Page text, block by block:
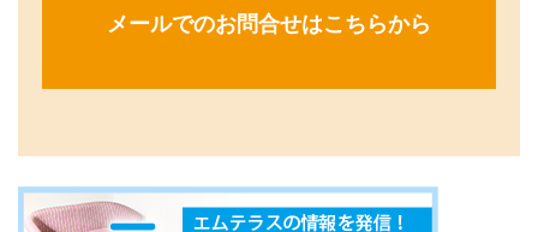
メールでのお問合せはこちらから